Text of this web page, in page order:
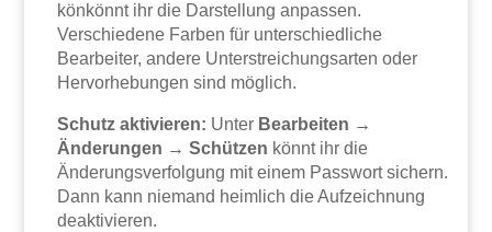
könkönnt ihr die Darstellung anpassen.
Verschiedene Farben für unterschiedliche
Bearbeiter, andere Unterstreichungsarten oder
Hervorhebungen sind möglich.
Schutz aktivieren: Unter Bearbeiten →
Änderungen → Schützen könnt ihr die
Änderungsverfolgung mit einem Passwort sichern.
Dann kann niemand heimlich die Aufzeichnung
deaktivieren.